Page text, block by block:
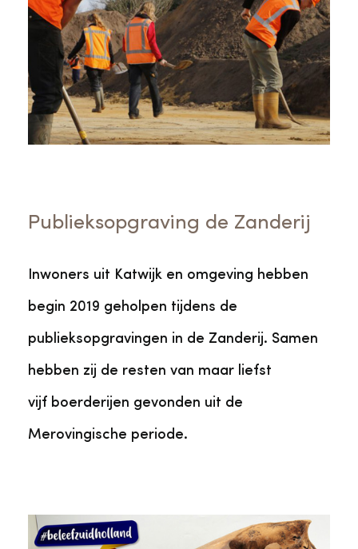
Publieksopgraving de Zanderij
Inwoners uit Katwijk en omgeving hebben
begin 2019 geholpen tijdens de
publieksopgravingen in de Zanderij. Samen
hebben zij de resten van maar liefst
vijf boerderijen gevonden uit de
Merovingische periode.